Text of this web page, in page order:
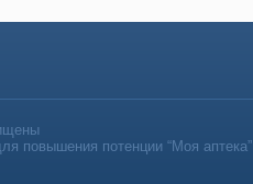
повышения потенции “Моя